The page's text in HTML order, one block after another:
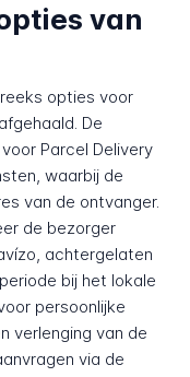
van
opties voor
De
Parcel Delivery
waarbij de
van de ontvanger.
de bezorger
achtergelaten
bij het lokale
persoonlijke
verlenging van de
via de